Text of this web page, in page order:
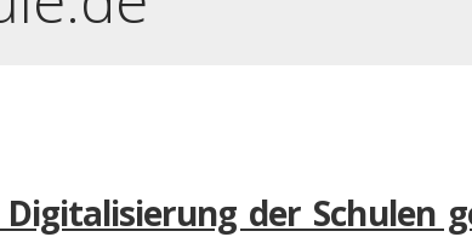
Digitalisierung der Schulen